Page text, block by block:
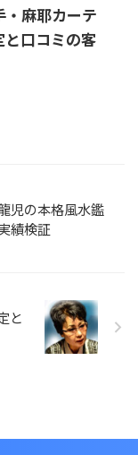
・麻耶カーテ
と口コミの客
児の本格風水鑑
績検証
と